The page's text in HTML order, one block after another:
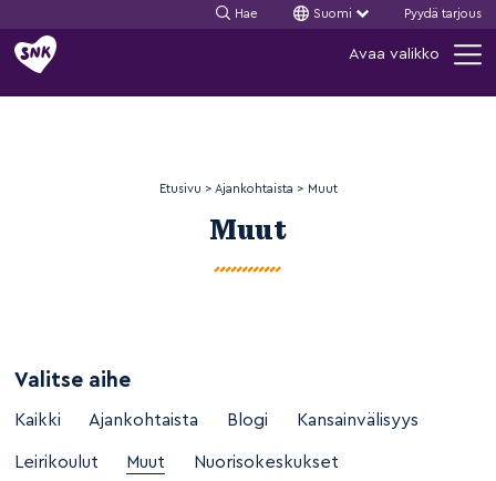
Siirry
sisältöön
Hae Suomi Pyydä tarjous
Avaa valikko
Etusivu > Ajankohtaista > Muut
Muut
Valitse aihe
Kaikki Ajankohtaista Blogi Kansainvälisyys
Leirikoulut Muut Nuorisokeskukset